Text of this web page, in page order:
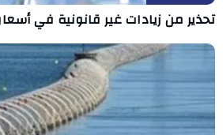
تحذير من زيادات غير قانونية في